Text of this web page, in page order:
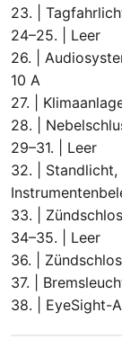
23. |
24–25. | Leer
26. |
10 A
27. |
28. |
29–31. | Leer
32. | Standlicht,
33. |
34–35. | Leer
36. |
37. |
38. | EyeSight-